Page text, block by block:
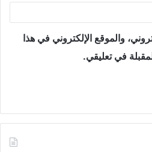
والموقع الإلكتروني في هذا
في تعليقي.